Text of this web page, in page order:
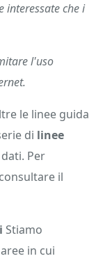
interessate che i
l'uso
le linee guida
di linee
Per
il
Stiamo
in cui